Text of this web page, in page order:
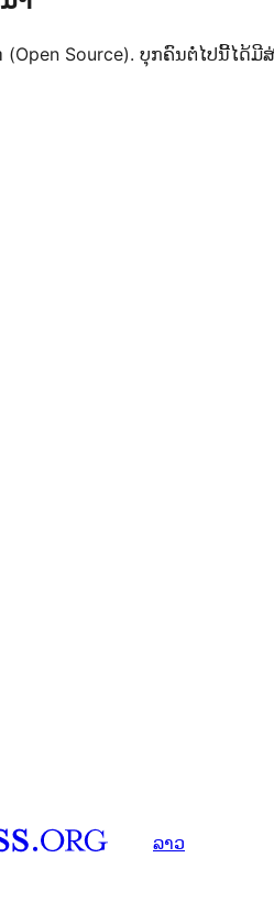
(Open Source). ບຸກຄົນຕໍ່ໄປນີ້ໄດ້
ລາວ